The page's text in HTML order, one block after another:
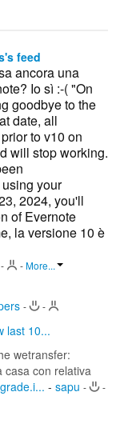
feed
ancora una
Io sì :-( "On
goodbye to the
date, all
to v10 on
will stop working.
your
2024, you'll
of Evernote
la versione 10 è
- -More...
- -
last 10...
wetransfer:
casa con relativa
- sapu -
-